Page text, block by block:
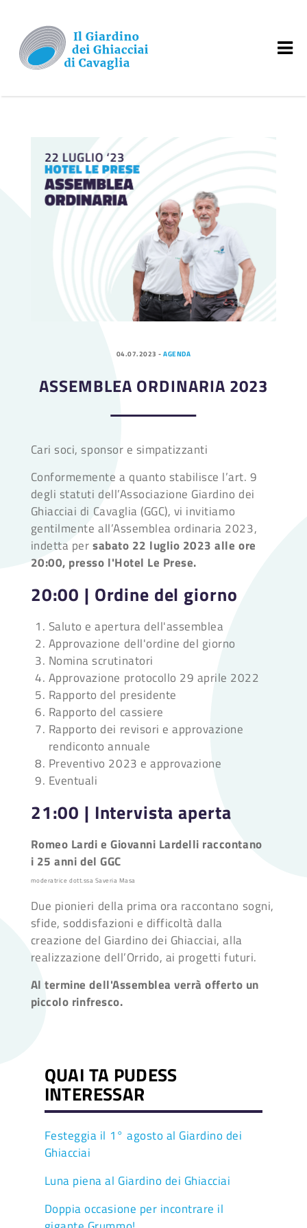
04.07.2023 -AGENDA
ASSEMBLEA ORDINARIA 2023
Cari soci, sponsor e simpatizzanti
Conformemente a quanto stabilisce l’art. 9
degli statuti dell’Associazione Giardino dei
Ghiacciai di Cavaglia (GGC), vi invitiamo
gentilmente all’Assemblea ordinaria 2023,
indetta persabato 22 luglio 2023 alle ore
20:00, presso l'Hotel Le Prese.
20:00 | Ordine del giorno
Saluto e apertura dell'assemblea
Approvazione dell'ordine del giorno
Nomina scrutinatori
Approvazione protocollo 29 aprile 2022
Rapporto del presidente
Rapporto del cassiere
Rapporto dei revisori e approvazione
rendiconto annuale
Preventivo 2023 e approvazione
Eventuali
21:00 | Intervista aperta
Romeo Lardi e Giovanni Lardelli raccontano
i 25 anni del GGC
moderatrice dott.ssa Saveria Masa
Due pionieri della prima ora raccontano sogni,
sfide, soddisfazioni e difficoltà dalla
creazione del Giardino dei Ghiacciai, alla
realizzazione dell’Orrido, ai progetti futuri.
Al termine dell'Assembleaverrà offerto un
piccolo rinfresco.
QUAI TA PUDESS
INTERESSAR
Festeggia il 1° agosto al Giardino dei
Ghiacciai
Luna piena al Giardino dei Ghiacciai
Doppia occasione per incontrare il